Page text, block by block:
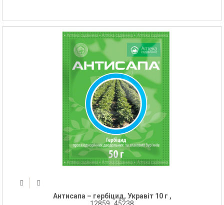
Антисапа – гербіцид, Укравіт 10 г ,